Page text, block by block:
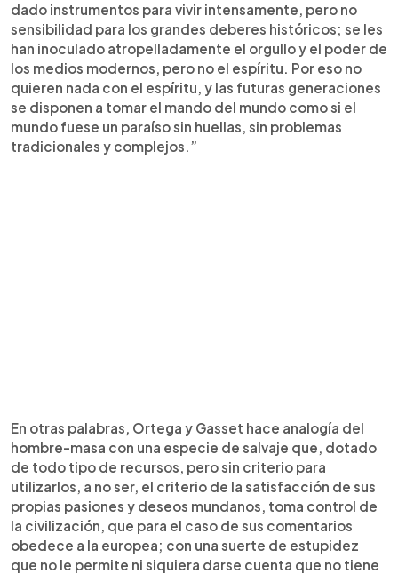
dado instrumentos para vivir intensamente, pero no
sensibilidad para los grandes deberes históricos; se les
han inoculado atropelladamente el orgullo y el poder de
los medios modernos, pero no el espíritu. Por eso no
quieren nada con el espíritu, y las futuras generaciones
se disponen a tomar el mando del mundo como si el
mundo fuese un paraíso sin huellas, sin problemas
tradicionales y complejos.”
En otras palabras, Ortega y Gasset hace analogía del
hombre-masa con una especie de salvaje que, dotado
de todo tipo de recursos, pero sin criterio para
utilizarlos, a no ser, el criterio de la satisfacción de sus
propias pasiones y deseos mundanos, toma control de
la civilización, que para el caso de sus comentarios
obedece a la europea; con una suerte de estupidez
que no le permite ni siquiera darse cuenta que no tiene